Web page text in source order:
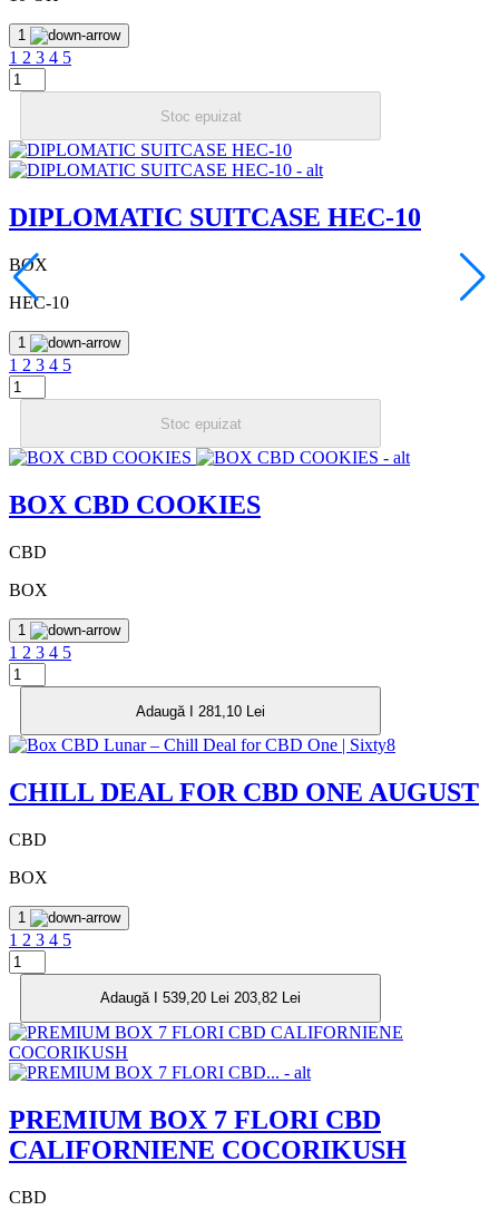
1
1 2 3 4 5
Stoc epuizat
DIPLOMATIC SUITCASE HEC-10
BOX
HEC-10
1
1 2 3 4 5
Stoc epuizat
BOX CBD COOKIES
CBD
BOX
1
1 2 3 4 5
Adaugă I 281,10 Lei
CHILL DEAL FOR CBD ONE AUGUST
CBD
BOX
1
1 2 3 4 5
Adaugă I 539,20 Lei 203,82 Lei
PREMIUM BOX 7 FLORI CBD
CALIFORNIENE COCORIKUSH
CBD